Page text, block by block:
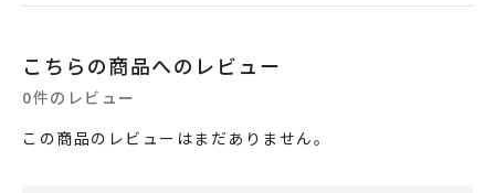
こちらの商品へのレビュー
0件のレビュー
この商品のレビューはまだありません。